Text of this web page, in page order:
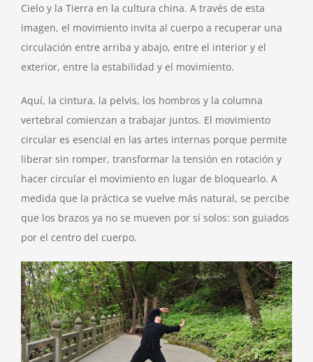
Cielo y la Tierra en la cultura china. A través de esta
imagen, el movimiento invita al cuerpo a recuperar una
circulación entre arriba y abajo, entre el interior y el
exterior, entre la estabilidad y el movimiento.
Aquí, la cintura, la pelvis, los hombros y la columna
vertebral comienzan a trabajar juntos. El movimiento
circular es esencial en las artes internas porque permite
liberar sin romper, transformar la tensión en rotación y
hacer circular el movimiento en lugar de bloquearlo. A
medida que la práctica se vuelve más natural, se percibe
que los brazos ya no se mueven por sí solos: son guiados
por el centro del cuerpo.